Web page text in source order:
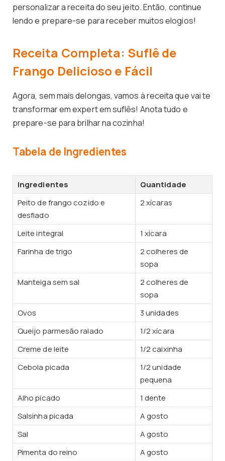
personalizar a receita do seu jeito. Então, continue
lendo e prepare-se para receber muitos elogios!
Receita Completa: Suflê de
Frango Delicioso e Fácil
Agora, sem mais delongas, vamos à receita que vai te
transformar em expert em suflês! Anota tudo e
prepare-se para brilhar na cozinha!
Tabela de Ingredientes
Ingredientes
Quantidade
Peito de frango cozido e
desfiado
2 xícaras
Leite integral
1 xícara
Farinha de trigo
2 colheres de
sopa
Manteiga sem sal
2 colheres de
sopa
Ovos
3 unidades
Queijo parmesão ralado
1/2 xícara
Creme de leite
1/2 caixinha
Cebola picada
1/2 unidade
pequena
Alho picado
1 dente
Salsinha picada
A gosto
Sal
A gosto
Pimenta do reino
A gosto